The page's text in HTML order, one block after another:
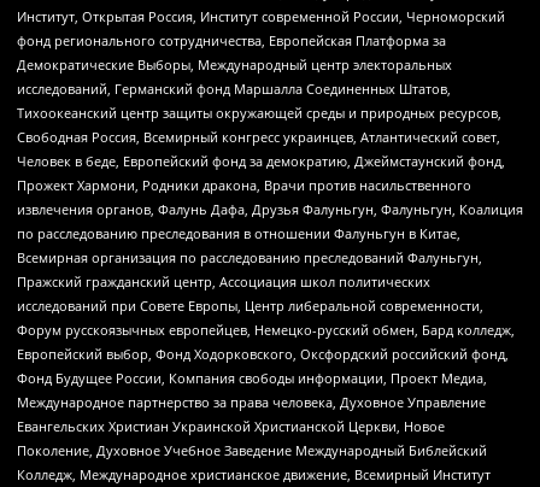
Институт, Открытая Россия, Институт современной России, Черноморский
фонд регионального сотрудничества, Европейская Платформа за
Демократические Выборы, Международный центр электоральных
исследований, Германский фонд Маршалла Соединенных Штатов,
Тихоокеанский центр защиты окружающей среды и природных ресурсов,
Свободная Россия, Всемирный конгресс украинцев, Атлантический совет,
Человек в беде, Европейский фонд за демократию, Джеймстаунский фонд,
Прожект Хармони, Родники дракона, Врачи против насильственного
извлечения органов, Фалунь Дафа, Друзья Фалуньгун, Фалуньгун, Коалиция
по расследованию преследования в отношении Фалуньгун в Китае,
Всемирная организация по расследованию преследований Фалуньгун,
Пражский гражданский центр, Ассоциация школ политических
исследований при Совете Европы, Центр либеральной современности,
Форум русскоязычных европейцев, Немецко-русский обмен, Бард колледж,
Европейский выбор, Фонд Ходорковского, Оксфордский российский фонд,
Фонд Будущее России, Компания свободы информации, Проект Медиа,
Международное партнерство за права человека, Духовное Управление
Евангельских Христиан Украинской Христианской Церкви, Новое
Поколение, Духовное Учебное Заведение Международный Библейский
Колледж, Международное христианское движение, Всемирный Институт